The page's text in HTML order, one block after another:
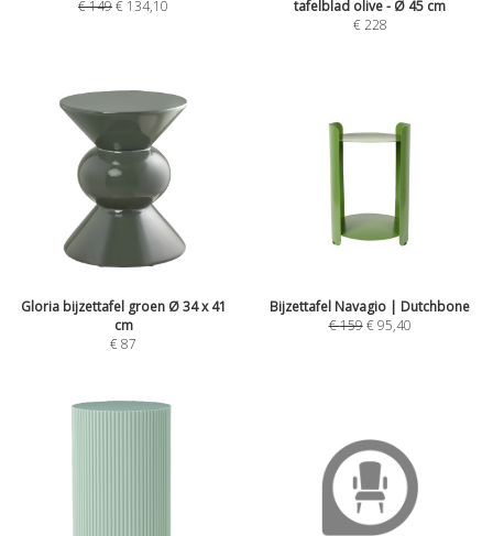
€149€ 134,10
tafelblad olive - Ø 45 cm
€228
Gloria bijzettafel groen Ø 34 x 41
cm
€87
Bijzettafel Navagio | Dutchbone
€159 €95,40